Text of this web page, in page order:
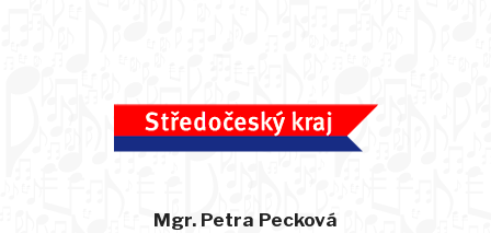
Mgr. Petra Pecková